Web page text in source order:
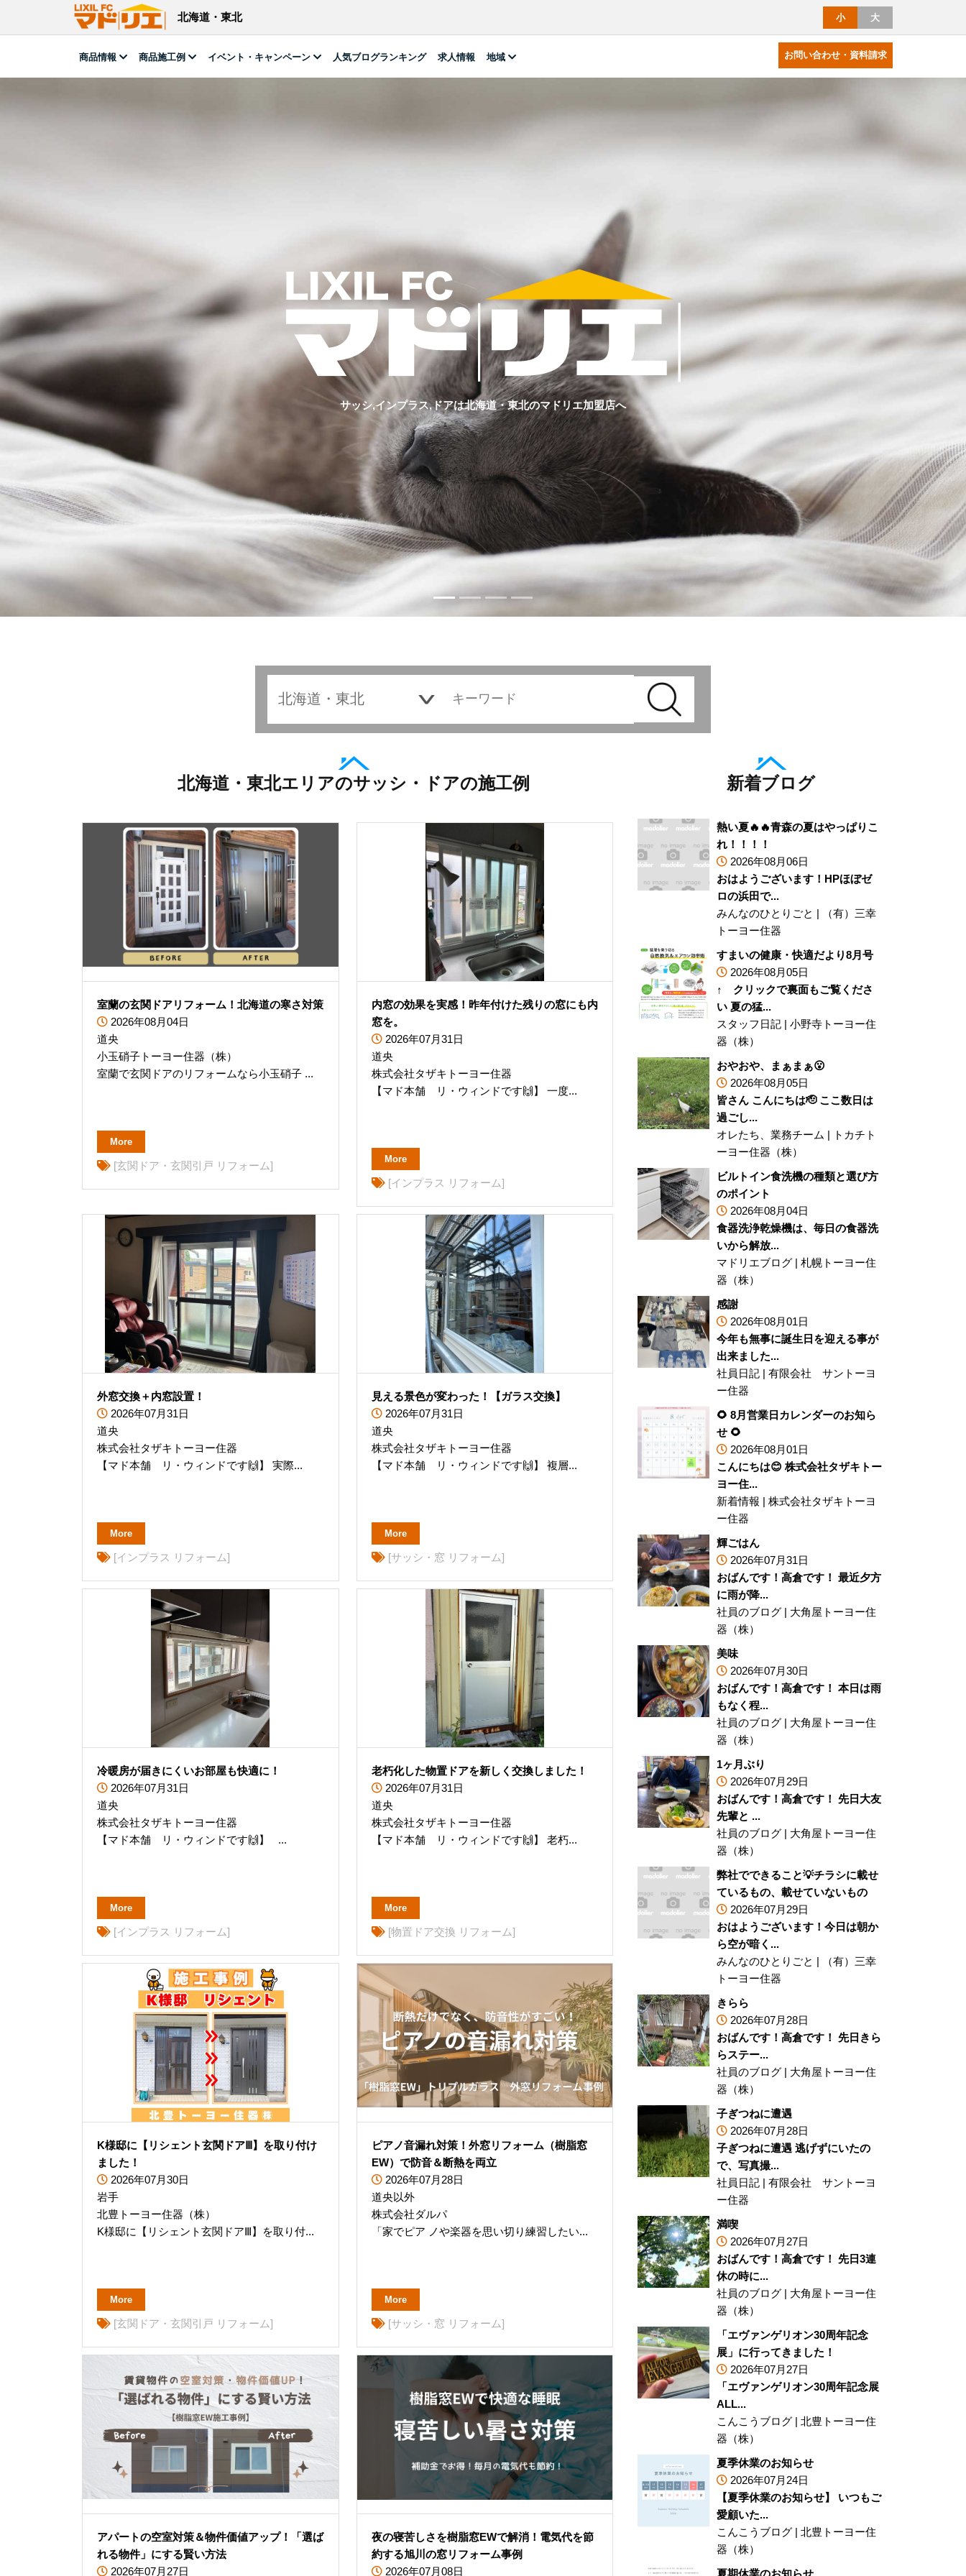
北海道・東北 小 大
商品情報 商品施工例 イベント・キャンペーン 人気ブログランキング 求人情報 地域 お問い合わせ・資料請求
サッシ,インプラス,ドアは北海道・東北のマドリエ加盟店へ
北海道・東北エリアのサッシ・ドアの施工例
室蘭の玄関ドアリフォーム！北海道の寒さ対策
2026年08月04日
道央
小玉硝子トーヨー住器（株）
室蘭で玄関ドアのリフォームなら小玉硝子 ...
More
[玄関ドア・玄関引戸 リフォーム]
内窓の効果を実感！昨年付けた残りの窓にも内
窓を。
2026年07月31日
道央
株式会社タザキトーヨー住器
【マド本舗 リ・ウィンドです🙌】 一度...
More
[インプラス リフォーム]
外窓交換＋内窓設置！
2026年07月31日
道央
株式会社タザキトーヨー住器
【マド本舗 リ・ウィンドです🙌】 実際...
More
[インプラス リフォーム]
見える景色が変わった！【ガラス交換】
2026年07月31日
道央
株式会社タザキトーヨー住器
【マド本舗 リ・ウィンドです🙌】 複層...
More
[サッシ・窓 リフォーム]
冷暖房が届きにくいお部屋も快適に！
2026年07月31日
道央
株式会社タザキトーヨー住器
【マド本舗 リ・ウィンドです🙌】 ...
More
[インプラス リフォーム]
老朽化した物置ドアを新しく交換しました！
2026年07月31日
道央
株式会社タザキトーヨー住器
【マド本舗 リ・ウィンドです🙌】 老朽...
More
[物置ドア交換 リフォーム]
K様邸に【リシェント玄関ドアⅢ】を取り付け
ました！
2026年07月30日
岩手
北豊トーヨー住器（株）
K様邸に【リシェント玄関ドアⅢ】を取り付...
More
[玄関ドア・玄関引戸 リフォーム]
ピアノ音漏れ対策！外窓リフォーム（樹脂窓
EW）で防音＆断熱を両立
2026年07月28日
道央以外
株式会社ダルパ
「家でピア ノや楽器を思い切り練習したい...
More
[サッシ・窓 リフォーム]
アパートの空室対策＆物件価値アップ！「選ば
れる物件」にする賢い方法
2026年07月27日
夜の寝苦しさを樹脂窓EWで解消！電気代を節
約する旭川の窓リフォーム事例
2026年07月08日
新着ブログ
熱い夏🔥🔥青森の夏はやっぱりこ
れ！！！！
2026年08月06日
おはようございます！HPほぼゼ
ロの浜田で...
みんなのひとりごと |
（有）三幸
トーヨー住器
すまいの健康・快適だより8月号
2026年08月05日
↑ クリックで裏面もご覧くださ
い 夏の猛...
スタッフ日記 | 小野寺トーヨー住
器（株）
おやおや、まぁまぁ😮
2026年08月05日
皆さん こんにちは🫡 ここ数日は
過ごし...
オレたち、業務チーム | トカチト
ーヨー住器（株）
ビルトイン食洗機の種類と選び方
のポイント
2026年08月04日
食器洗浄乾燥機は、毎日の食器洗
いから解放...
マドリエブログ | 札幌トーヨー住
器（株）
感謝
2026年08月01日
今年も無事に誕生日を迎える事が
出来ました...
社員日記 | 有限会社 サントーヨ
ー住器
🌻 8月営業日カレンダーのお知ら
せ 🌻
2026年08月01日
こんにちは😊 株式会社タザキトー
ヨー住...
新着情報 | 株式会社タザキトーヨ
ー住器
輝ごはん
2026年07月31日
おばんです！高倉です！ 最近夕方
に雨が降...
社員のブログ | 大角屋トーヨー住
器（株）
美味
2026年07月30日
おばんです！高倉です！ 本日は雨
もなく程...
社員のブログ | 大角屋トーヨー住
器（株）
1ヶ月ぶり
2026年07月29日
おばんです！高倉です！ 先日大友
先輩と ...
社員のブログ | 大角屋トーヨー住
器（株）
弊社でできること💡チラシに載せ
ているもの、載せていないもの
2026年07月29日
おはようございます！今日は朝か
ら空が暗く...
みんなのひとりごと |
（有）三幸
トーヨー住器
きらら
2026年07月28日
おばんです！高倉です！ 先日きら
らステー...
社員のブログ | 大角屋トーヨー住
器（株）
子ぎつねに遭遇
2026年07月28日
子ぎつねに遭遇 逃げずにいたの
で、写真撮...
社員日記 | 有限会社 サントーヨ
ー住器
満喫
2026年07月27日
おばんです！高倉です！ 先日3連
休の時に...
社員のブログ | 大角屋トーヨー住
器（株）
「エヴァンゲリオン30周年記念
展」に行ってきました！
2026年07月27日
「エヴァンゲリオン30周年記念展
ALL...
こんこうブログ | 北豊トーヨー住
器（株）
夏季休業のお知らせ
2026年07月24日
【夏季休業のお知らせ】 いつもご
愛顧いた...
こんこうブログ | 北豊トーヨー住
器（株）
夏期休業のお知らせ